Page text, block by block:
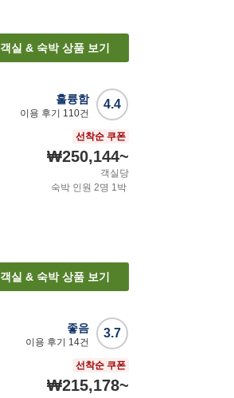
객실 & 숙박 상품 보기
4.4
훌륭함
이용 후기 110건
선착순 쿠폰
₩250,144~
객실당
숙박 인원 2명 1박
객실 & 숙박 상품 보기
3.7
좋음
이용 후기 14건
선착순 쿠폰
₩215,178~